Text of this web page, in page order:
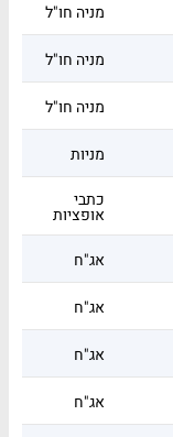
מניה חו"ל
מניה חו"ל
מניה חו"ל
מניות
כתבי
אופציות
אג"ח
אג"ח
אג"ח
אג"ח